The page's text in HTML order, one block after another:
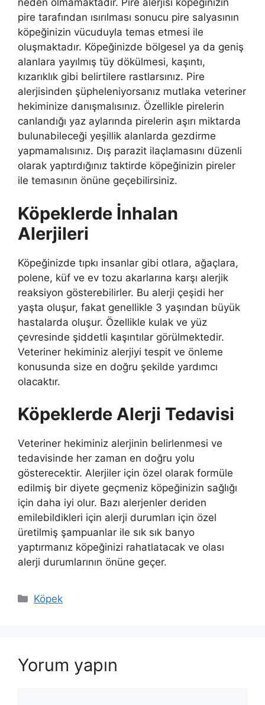
neden olmamaktadır. Pire alerjisi köpeğinizin
pire tarafından ısırılması sonucu pire salyasının
köpeğinizin vücuduyla temas etmesi ile
oluşmaktadır. Köpeğinizde bölgesel ya da geniş
alanlara yayılmış tüy dökülmesi, kaşıntı,
kızarıklık gibi belirtilere rastlarsınız. Pire
alerjisinden şüpheleniyorsanız mutlaka veteriner
hekiminize danışmalısınız. Özellikle pirelerin
canlandığı yaz aylarında pirelerin aşırı miktarda
bulunabileceği yeşillik alanlarda gezdirme
yapmamalısınız. Dış parazit ilaçlamasını düzenli
olarak yaptırdığınız taktirde köpeğinizin pireler
ile temasının önüne geçebilirsiniz.
Köpeklerde İnhalan
Alerjileri
Köpeğinizde tıpkı insanlar gibi otlara, ağaçlara,
polene, küf ve ev tozu akarlarına karşı alerjik
reaksiyon gösterebilirler. Bu alerji çeşidi her
yaşta oluşur, fakat genellikle 3 yaşından büyük
hastalarda oluşur. Özellikle kulak ve yüz
çevresinde şiddetli kaşıntılar görülmektedir.
Veteriner hekiminiz alerjiyi tespit ve önleme
konusunda size en doğru şekilde yardımcı
olacaktır.
Köpeklerde Alerji Tedavisi
Veteriner hekiminiz alerjinin belirlenmesi ve
tedavisinde her zaman en doğru yolu
gösterecektir. Alerjiler için özel olarak formüle
edilmiş bir diyete geçmeniz köpeğinizin sağlığı
için daha iyi olur. Bazı alerjenler deriden
emilebildikleri için alerji durumları için özel
üretilmiş şampuanlar ile sık sık banyo
yaptırmanız köpeğinizi rahatlatacak ve olası
alerji durumlarının önüne geçer.
Kategoriler
Köpek
Yorum yapın